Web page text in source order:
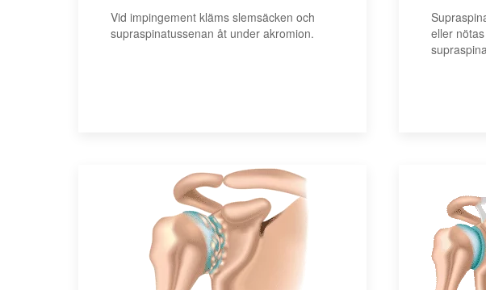
Vid impingement kläms slemsäcken och
supraspinatussenan åt under akromion.
eller